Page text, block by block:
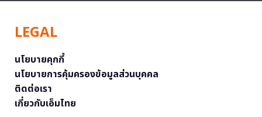
LEGAL
นโยบายคุกกี้
นโยบายการคุ้มครองข้อมูลส่วนบุคคล
ติดต่อเรา
เกี่ยวกับเอ็มไทย